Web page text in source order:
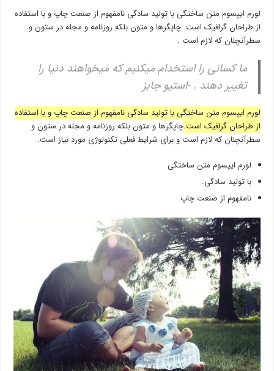
لورم ایپسوم متن ساختگی با تولید سادگی نامفهوم از صنعت چاپ و با استفاده
از طراحان گرافیک است. چاپگرها و متون بلکه روزنامه و مجله در ستون و
سطرآنچنان که لازم است .
ما کسانی را استخدام میکنیم که میخواهند دنیا را
تغییر دهند . -استیو جابز
لورم ایپسوم متن ساختگی با تولید سادگی نامفهوم از صنعت چاپ و با استفاده
از طراحان گرافیک است.چاپگرها و متون بلکه روزنامه و مجله در ستون و
سطرآنچنان که لازم است و برای شرایط فعلی تکنولوژی مورد نیاز است.
لورم ایپسوم متن ساختگی
با تولید سادگی.
نامفهوم از صنعت چاپ